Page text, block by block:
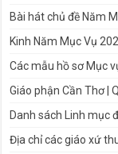
Bài hát chủ đề Năm
Kinh Năm Mục Vụ
Các mẫu hồ sơ Mục
Giáo phận Cần Thơ |
Danh sách Linh mục
Địa chỉ các giáo xứ